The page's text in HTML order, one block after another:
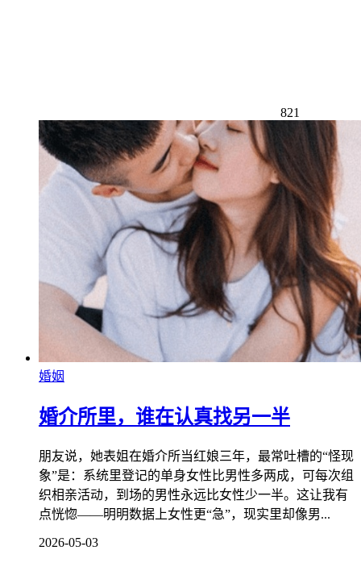
821
婚姻
婚介所里，谁在认真找另一半
朋友说，她表姐在婚介所当红娘三年，最常吐槽的“怪现
象”是：系统里登记的单身女性比男性多两成，可每次组
织相亲活动，到场的男性永远比女性少一半。这让我有
点恍惚——明明数据上女性更“急”，现实里却像男...
2026-05-03